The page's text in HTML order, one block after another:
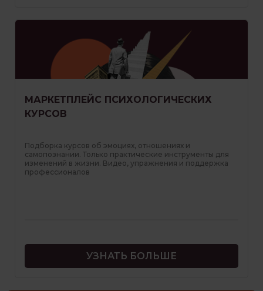
МАРКЕТПЛЕЙС ПСИХОЛОГИЧЕСКИХ
КУРСОВ
Подборка курсов об эмоциях, отношениях и
самопознании. Только практические инструменты для
изменений в жизни. Видео, упражнения и поддержка
профессионалов
УЗНАТЬ БОЛЬШЕ